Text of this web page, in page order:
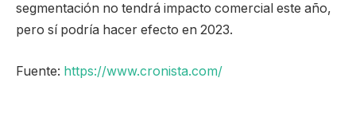
segmentación no tendrá impacto comercial este año,
pero sí podría hacer efecto en 2023.
Fuente: https://www.cronista.com/